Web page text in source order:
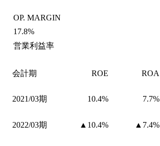
OP. MARGIN
17.8%
営業利益率
会計期 ROE ROA
2021/03期 10.4% 7.7%
2022/03期 ▲10.4% ▲7.4%